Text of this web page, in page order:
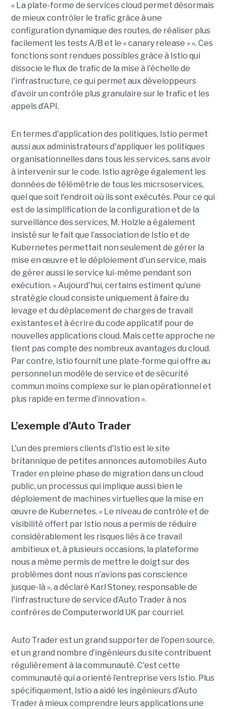
« La plate-forme de services cloud permet désormais
de mieux contrôler le trafic grâce à une
configuration dynamique des routes, de réaliser plus
facilement les tests A/B et le « canary release » ». Ces
fonctions sont rendues possibles grâce à Istio qui
dissocie le flux de trafic de la mise à l'échelle de
l'infrastructure, ce qui permet aux développeurs
d’avoir un contrôle plus granulaire sur le trafic et les
appels d’API.
En termes d'application des politiques, Istio permet
aussi aux administrateurs d'appliquer les politiques
organisationnelles dans tous les services, sans avoir
à intervenir sur le code. Istio agrège également les
données de télémétrie de tous les micrsoservices,
quel que soit l'endroit où ils sont exécutés. Pour ce qui
est de la simplification de la configuration et de la
surveillance des services, M. Holzle a également
insisté sur le fait que l’association de Istio et de
Kubernetes permettait non seulement de gérer la
mise en œuvre et le déploiement d'un service, mais
de gérer aussi le service lui-même pendant son
exécution. « Aujourd'hui, certains estiment qu’une
stratégie cloud consiste uniquement à faire du
levage et du déplacement de charges de travail
existantes et à écrire du code applicatif pour de
nouvelles applications cloud. Mais cette approche ne
tient pas compte des nombreux avantages du cloud.
Par contre, Istio fournit une plate-forme qui offre au
personnel un modèle de service et de sécurité
commun moins complexe sur le plan opérationnel et
plus rapide en terme d’innovation ».
L’exemple d’Auto Trader
L'un des premiers clients d'Istio est le site
britannique de petites annonces automobiles Auto
Trader en pleine phase de migration dans un cloud
public, un processus qui implique aussi bien le
déploiement de machines virtuelles que la mise en
œuvre de Kubernetes. « Le niveau de contrôle et de
visibilité offert par Istio nous a permis de réduire
considérablement les risques liés à ce travail
ambitieux et, à plusieurs occasions, la plateforme
nous a même permis de mettre le doigt sur des
problèmes dont nous n’avions pas conscience
jusque-là », a déclaré Karl Stoney, responsable de
l'infrastructure de service d’Auto Trader à nos
confrères de Computerworld UK par courriel.
Auto Trader est un grand supporter de l'open source,
et un grand nombre d’ingénieurs du site contribuent
régulièrement à la communauté. C'est cette
communauté qui a orienté l’entreprise vers Istio. Plus
spécifiquement, Istio a aidé les ingénieurs d'Auto
Trader à mieux comprendre leurs applications une